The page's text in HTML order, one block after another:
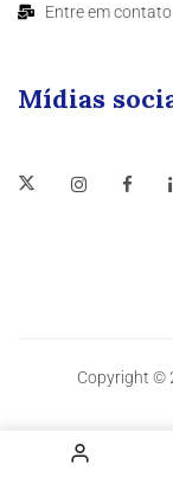
Entre em contato
Mídias
Copyright ©